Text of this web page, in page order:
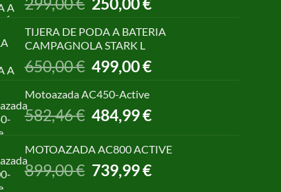
precio
original
era:
299,00 €.
actual
250,00 €.
TIJERA DE PODA A BATERIA
CAMPAGNOLA STARK L
650,00€
El
precio
original
650,00 €.
499,00€El
499,00 €.
Motoazada AC450-Active
582,46€
El
precio
era:
582,46 €.
484,99€El
es:
484,99 €.
MOTOAZADA AC800 ACTIVE
899,00€ El
precio
739,99€El